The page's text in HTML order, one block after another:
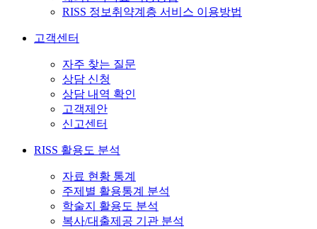
RISS 정보취약계층 서비스 이용방법
고객센터
자주 찾는 질문
상담 신청
상담 내역 확인
고객제안
신고센터
RISS 활용도 분석
자료 현황 통계
주제별 활용통계 분석
학술지 활용도 분석
복사/대출제공 기관 분석